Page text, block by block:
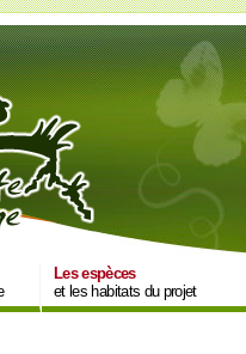
Les espèces
et les habitats du projet